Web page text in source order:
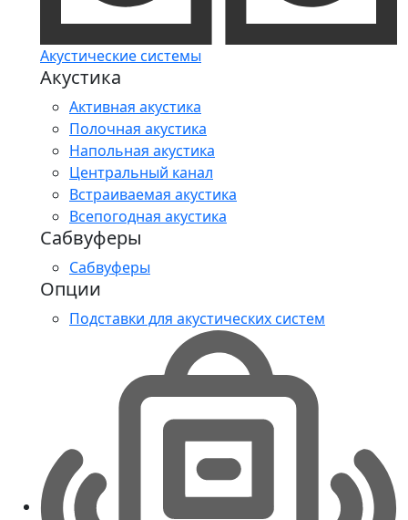
Акустические системы
Акустика
Активная акустика
Полочная акустика
Напольная акустика
Центральный канал
Встраиваемая акустика
Всепогодная акустика
Сабвуферы
Сабвуферы
Опции
Подставки для акустических систем